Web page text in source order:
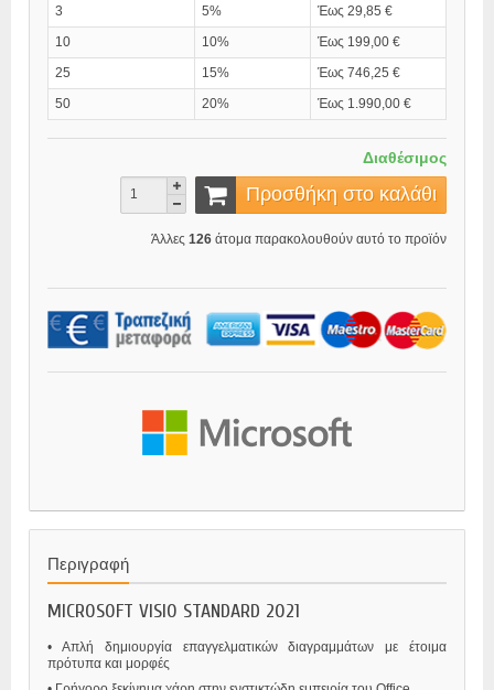
3
5%
Έως 29,85 €
10
10%
Έως 199,00 €
25
15%
Έως 746,25 €
50
20% Έως 1.990,00 €
Διαθέσιμος
Προσθήκη στο καλάθι
Άλλες 126 άτομα παρακολουθούν αυτό το προϊόν
Περιγραφή
MICROSOFT VISIO STANDARD 2021
• Απλή δημιουργία επαγγελματικών διαγραμμάτων με έτοιμα
πρότυπα και μορφές